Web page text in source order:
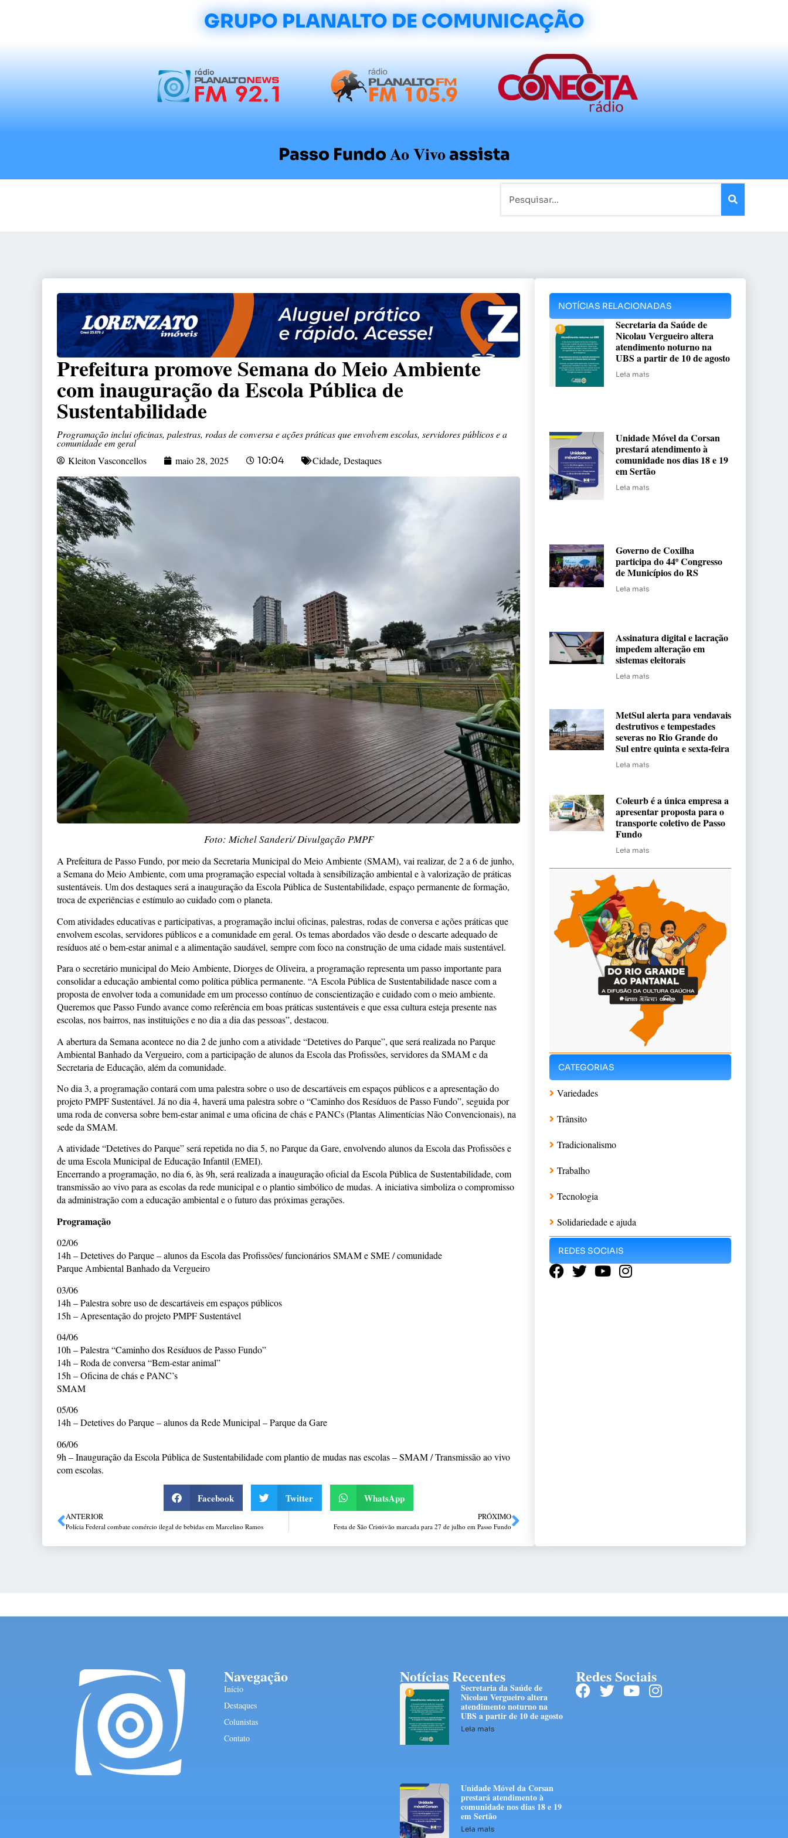
GRUPO PLANALTO DE COMUNICAÇÃO
Passo FundoAo Vivoassista
Prefeitura promove Semana do Meio Ambiente
com inauguração da Escola Pública de
Sustentabilidade
Programação inclui oficinas, palestras, rodas de conversa e ações práticas que envolvem escolas, servidores públicos e a
comunidade em geral
Kleiton Vasconcellos
maio 28, 2025 10:04 Cidade, Destaques
Foto: Michel Sanderi/ Divulgação PMPF
A Prefeitura de Passo Fundo, por meio da Secretaria Municipal do Meio Ambiente (SMAM), vai realizar, de 2 a 6 de junho,
a Semana do Meio Ambiente, com uma programação especial voltada à sensibilização ambiental e à valorização de práticas
sustentáveis. Um dos destaques será a inauguração da Escola Pública de Sustentabilidade, espaço permanente de formação,
troca de experiências e estímulo ao cuidado com o planeta.
Com atividades educativas e participativas, a programação inclui oficinas, palestras, rodas de conversa e ações práticas que
envolvem escolas, servidores públicos e a comunidade em geral. Os temas abordados vão desde o descarte adequado de
resíduos até o bem-estar animal e a alimentação saudável, sempre com foco na construção de uma cidade mais sustentável.
Para o secretário municipal do Meio Ambiente, Diorges de Oliveira, a programação representa um passo importante para
consolidar a educação ambiental como política pública permanente. “A Escola Pública de Sustentabilidade nasce com a
proposta de envolver toda a comunidade em um processo contínuo de conscientização e cuidado com o meio ambiente.
Queremos que Passo Fundo avance como referência em boas práticas sustentáveis e que essa cultura esteja presente nas
escolas, nos bairros, nas instituições e no dia a dia das pessoas”, destacou.
A abertura da Semana acontece no dia 2 de junho com a atividade “Detetives do Parque”, que será realizada no Parque
Ambiental Banhado da Vergueiro, com a participação de alunos da Escola das Profissões, servidores da SMAM e da
Secretaria de Educação, além da comunidade.
No dia 3, a programação contará com uma palestra sobre o uso de descartáveis em espaços públicos e a apresentação do
projeto PMPF Sustentável. Já no dia 4, haverá uma palestra sobre o “Caminho dos Resíduos de Passo Fundo”, seguida por
uma roda de conversa sobre bem-estar animal e uma oficina de chás e PANCs (Plantas Alimentícias Não Convencionais), na
sede da SMAM.
A atividade “Detetives do Parque” será repetida no dia 5, no Parque da Gare, envolvendo alunos da Escola das Profissões e
de uma Escola Municipal de Educação Infantil (EMEI).
Encerrando a programação, no dia 6, às 9h, será realizada a inauguração oficial da Escola Pública de Sustentabilidade, com
transmissão ao vivo para as escolas da rede municipal e o plantio simbólico de mudas. A iniciativa simboliza o compromisso
da administração com a educação ambiental e o futuro das próximas gerações.
Programação
02/06
14h – Detetives do Parque – alunos da Escola das Profissões/ funcionários SMAM e SME / comunidade
Parque Ambiental Banhado da Vergueiro
03/06
14h – Palestra sobre uso de descartáveis em espaços públicos
15h – Apresentação do projeto PMPF Sustentável
04/06
10h – Palestra “Caminho dos Resíduos de Passo Fundo”
14h – Roda de conversa “Bem-estar animal”
15h – Oficina de chás e PANC’s
SMAM
05/06
14h – Detetives do Parque – alunos da Rede Municipal – Parque da Gare
06/06
9h – Inauguração da Escola Pública de Sustentabilidade com plantio de mudas nas escolas – SMAM / Transmissão ao vivo
com escolas.
Facebook Twitter WhatsApp
ANTERIOR
Polícia Federal combate comércio ilegal de bebidas em Marcelino Ramos
PRÓXIMO
Festa de São Cristóvão marcada para 27 de julho em Passo Fundo
NOTÍCIAS RELACIONADAS
Secretaria da Saúde de
Nicolau Vergueiro altera
atendimento noturno na
UBS a partir de 10 de agosto
Leia mais
Unidade Móvel da Corsan
prestará atendimento à
comunidade nos dias 18 e 19
em Sertão
Leia mais
Governo de Coxilha
participa do 44º Congresso
de Municípios do RS
Leia mais
Assinatura digital e lacração
impedem alteração em
sistemas eleitorais
Leia mais
MetSul alerta para vendavais
destrutivos e tempestades
severas no Rio Grande do
Sul entre quinta e sexta-feira
Leia mais
Coleurb é a única empresa a
apresentar proposta para o
transporte coletivo de Passo
Fundo
Leia mais
CATEGORIAS
Variedades
Trânsito
Tradicionalismo
Trabalho
Tecnologia
Solidariedade e ajuda
REDES SOCIAIS
Navegação
Início
Destaques
Colunistas
Contato
Notícias Recentes
Secretaria da Saúde de
Nicolau Vergueiro altera
atendimento noturno na
UBS a partir de 10 de agosto
Leia mais
Unidade Móvel da Corsan
prestará atendimento à
comunidade nos dias 18 e 19
em Sertão
Leia mais
Redes Sociais